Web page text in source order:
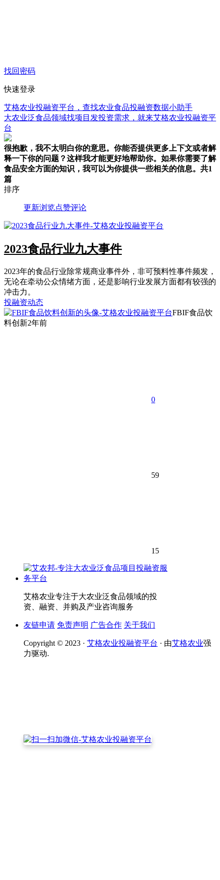
找回密码
快速登录
艾格农业投融资平台，查找农业食品投融资数据小助手
大农业泛食品领域找项目发投资需求，就来艾格农业投融资平
台
很抱歉，我不太明白你的意思。你能否提供更多上下文或者解
释一下你的问题？这样我才能更好地帮助你。如果你需要了解
食品安全方面的知识，我可以为你提供一些相关的信息。 共1
篇
排序
更新浏览点赞评论
2023食品行业九大事件
2023年的食品行业除常规商业事件外，非可预料性事件频发，
无论在牵动公众情绪方面，还是影响行业发展方面都有较强的
冲击力。
投融资动态
FBIF食品饮
料创新2年前
0
59
15
艾格农业专注于大农业泛食品领域的投
资、融资、并购及产业咨询服务
友链申请 免责声明 广告合作 关于我们
Copyright © 2023 · 艾格农业投融资平台 · 由艾格农业强
力驱动.